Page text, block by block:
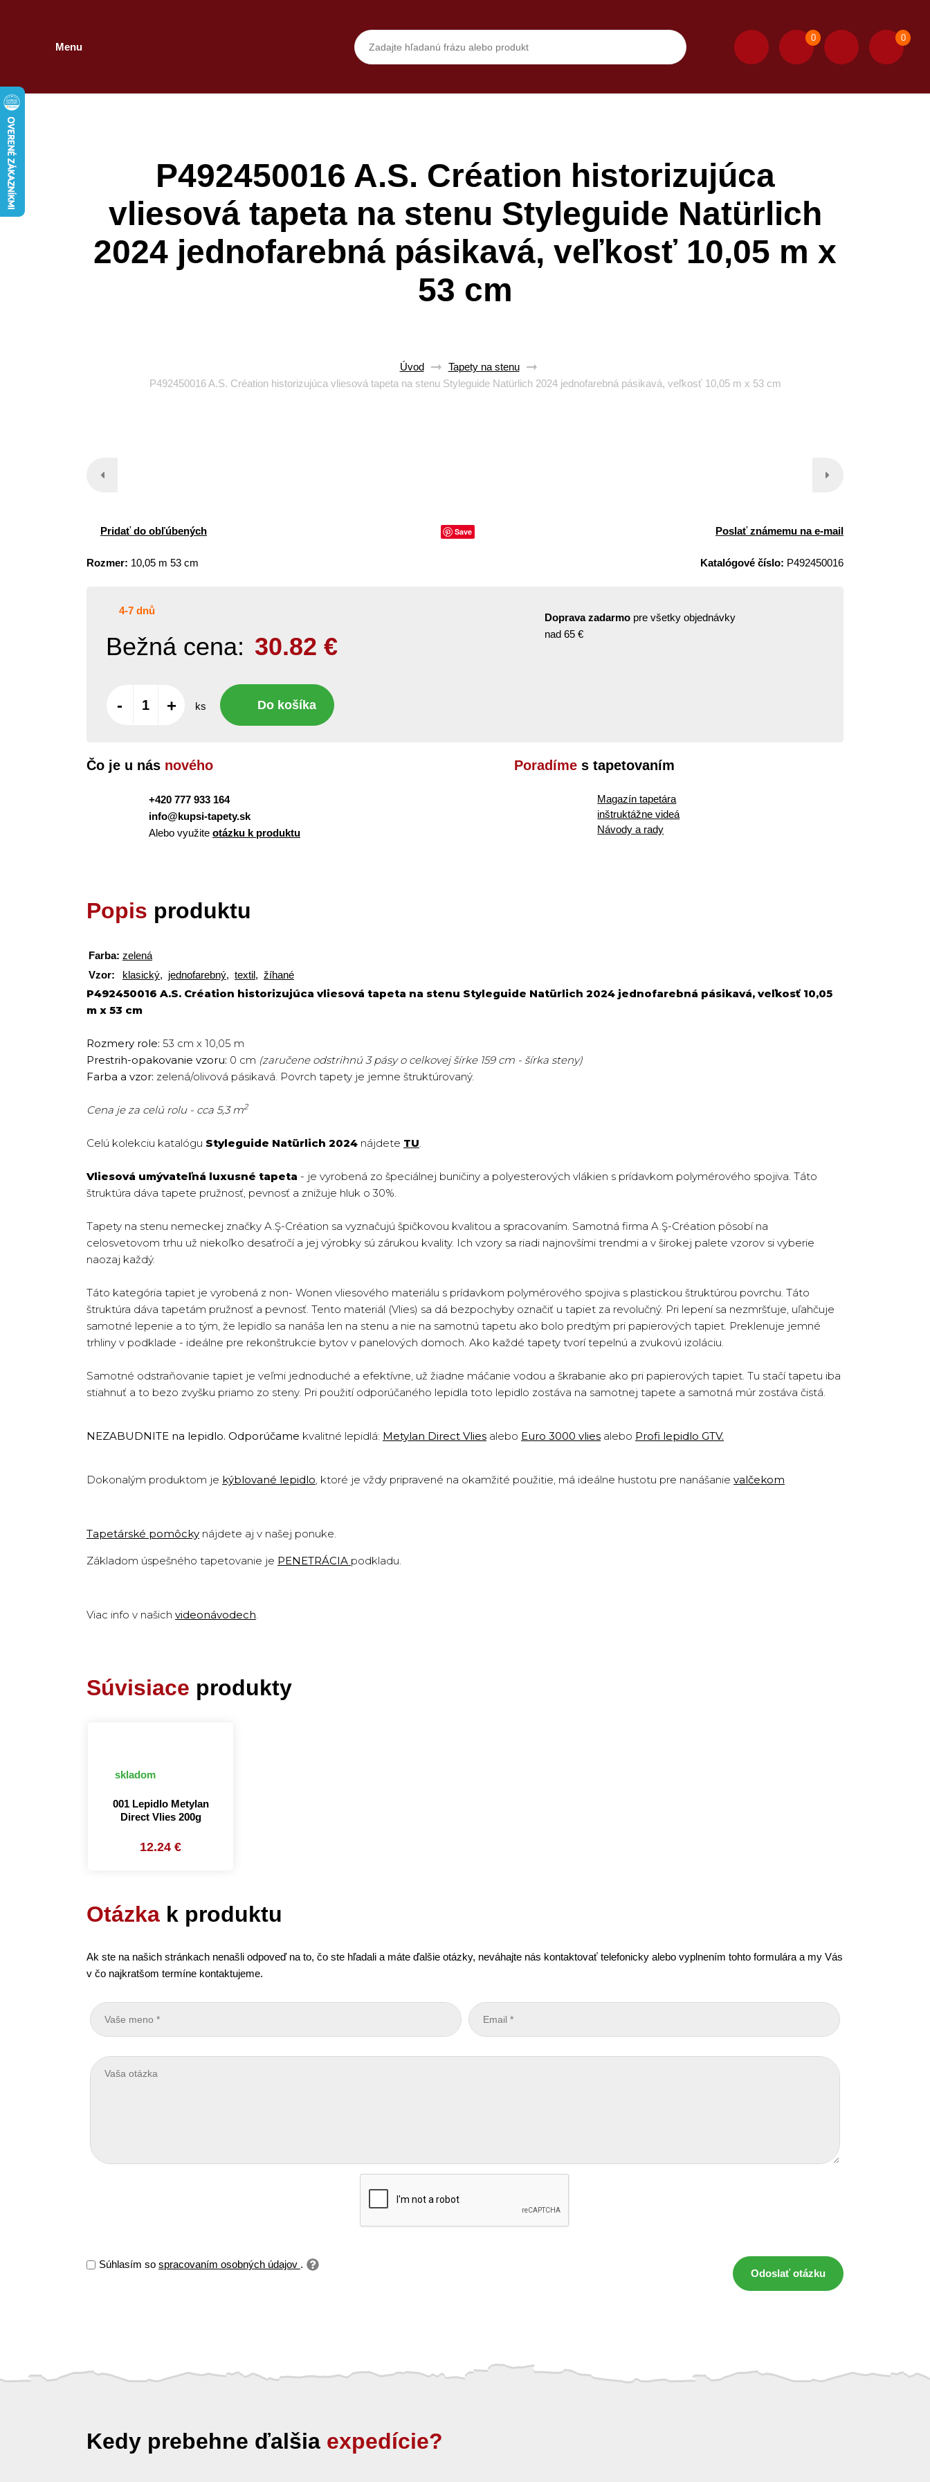
Menu
0 0
P492450016 A.S. Création historizujúca
vliesová tapeta na stenu Styleguide Natürlich
2024 jednofarebná pásikavá, veľkosť 10,05 m x
53 cm
Úvod
Tapety na stenu
P492450016 A.S. Création historizujúca vliesová tapeta na stenu Styleguide Natürlich 2024 jednofarebná pásikavá, veľkosť 10,05 m x 53 cm
Pridať do obľúbených Save Poslať známemu na e-mail
Rozmer: 10,05 m 53 cm Katalógové číslo: P492450016
4-7 dnů
Bežná cena: 30.82 €
- + ks Do košíka
Doprava zadarmo pre všetky objednávky
nad 65 €
Čo je u nás nového
+420 777 933 164
info@kupsi-tapety.sk
Alebo využite otázku k produktu
Poradíme s tapetovaním
Magazín tapetára
inštruktážne videá
Návody a rady
Popis produktu
Farba: zelená
Vzor:
klasický, jednofarebný, textil, žíhané
P492450016 A.S. Création historizujúca vliesová tapeta na stenu Styleguide Natürlich 2024 jednofarebná pásikavá, veľkosť 10,05
m x 53 cm
Rozmery role: 53 cm x 10,05 m
Prestrih-opakovanie vzoru: 0 cm (zaručene odstrihnú 3 pásy o celkovej šírke 159 cm - šírka steny)
Farba a vzor: zelená/olivová pásikavá. Povrch tapety je jemne štruktúrovaný.
Cena je za celú rolu - cca 5,3 m2
Celú kolekciu katalógu Styleguide Natürlich 2024 nájdete TU.
Vliesová umývateľná luxusné tapeta - je vyrobená zo špeciálnej buničiny a polyesterových vlákien s prídavkom polymérového spojiva. Táto
štruktúra dáva tapete pružnosť, pevnosť a znižuje hluk o 30%.
Tapety na stenu nemeckej značky A.Ş-Création sa vyznačujú špičkovou kvalitou a spracovaním. Samotná firma A.Ş-Création pôsobí na
celosvetovom trhu už niekoľko desaťročí a jej výrobky sú zárukou kvality. Ich vzory sa riadi najnovšími trendmi a v širokej palete vzorov si vyberie
naozaj každý.
Táto kategória tapiet je vyrobená z non- Wonen vliesového materiálu s prídavkom polymérového spojiva s plastickou štruktúrou povrchu. Táto
štruktúra dáva tapetám pružnosť a pevnosť. Tento materiál (Vlies) sa dá bezpochyby označiť u tapiet za revolučný. Pri lepení sa nezmršťuje, uľahčuje
samotné lepenie a to tým, že lepidlo sa nanáša len na stenu a nie na samotnú tapetu ako bolo predtým pri papierových tapiet. Preklenuje jemné
trhliny v podklade - ideálne pre rekonštrukcie bytov v panelových domoch. Ako každé tapety tvorí tepelnú a zvukovú izoláciu.
Samotné odstraňovanie tapiet je veľmi jednoduché a efektívne, už žiadne máčanie vodou a škrabanie ako pri papierových tapiet. Tu stačí tapetu iba
stiahnuť a to bezo zvyšku priamo zo steny. Pri použití odporúčaného lepidla toto lepidlo zostáva na samotnej tapete a samotná múr zostáva čistá.
NEZABUDNITE na lepidlo. Odporúčame kvalitné lepidlá: Metylan Direct Vlies alebo Euro 3000 vlies alebo Profi lepidlo GTV.
Dokonalým produktom je kýblované lepidlo, ktoré je vždy pripravené na okamžité použitie, má ideálne hustotu pre nanášanie valčekom
Tapetárské pomôcky nájdete aj v našej ponuke.
Základom úspešného tapetovanie je PENETRÁCIA podkladu.
Viac info v našich videonávodech.
Súvisiace produkty
skladom
001 Lepidlo Metylan
Direct Vlies 200g
12.24 €
Otázka k produktu
Ak ste na našich stránkach nenašli odpoveď na to, čo ste hľadali a máte ďalšie otázky, neváhajte nás kontaktovať telefonicky alebo vyplnením tohto formulára a my Vás
v čo najkratšom termíne kontaktujeme.
Súhlasím so spracovaním osobných údajov .
Odoslať otázku
Kedy prebehne ďalšia expedície?